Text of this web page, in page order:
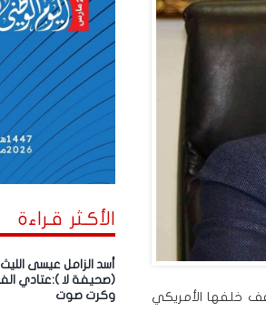
الأكـثر قـراءة
أسد الزامل عيسى
(صحيفة لا ):عتادي
وكرت صوت
خلفها الأمريكي